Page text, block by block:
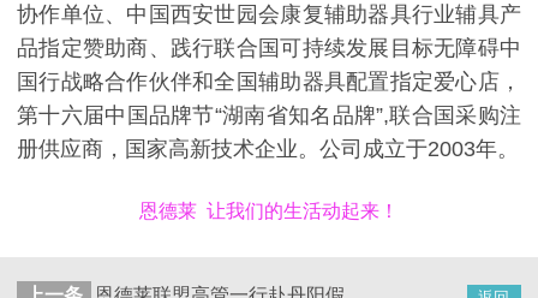
协作单位、中国西安世园会康复辅助器具行业辅具产
品指定赞助商、践行联合国可持续发展目标无障碍中
国行战略合作伙伴和全国辅助器具配置指定爱心店，
第十六届中国品牌节“湖南省知名品牌”,联合国采购注
册供应商，国家高新技术企业。公司成立于2003年。
恩德莱 让我们的生活动起来！